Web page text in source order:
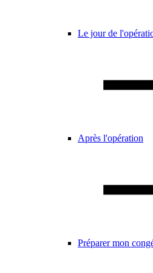
Le jour de
Après l'opération
Préparer mon